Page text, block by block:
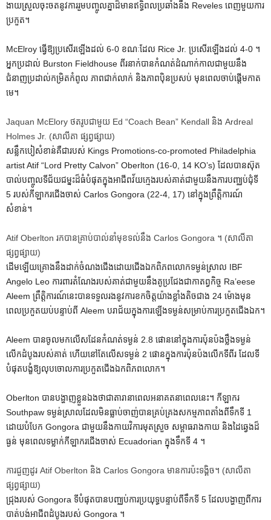
ងាយស្រួលចុះចតនូវការរួមបញ្ចូលគ្នាដ៏មានឥទ្ធិពលប្រឆាំងនឹង Reveles ពេញមួយការ
ប្រកួត។
McElroy ធ្វើឱ្យប្រសើរឡើងដល់ 6-0 ខណៈដែល Rice Jr. ប្រសើរឡើងដល់ 4-0 ។
អ្នកប្រដាល់ Burston Fieldhouse ពីរនាក់បានកំណត់ដំណាក់កាលជាមួយនឹង
ជំនាញប្រដាល់កម្រិតកំពូល ភាពជាក់លាក់ និងភាពប៉ិនប្រសប់ មុនពេលចាប់ផ្តើមកាត
មេ។
Jaquan McElory ថតរូបជាមួយ Ed “Coach Bean” Kendall និង Ardreal
Holmes Jr. (សាលីតា ផ្សព្វផ្សាយ)
សន្លឹកបៀសំខាន់គឺជារបស់ Kings Promotions-co-promoted Philadelphia
artist Atif “Lord Pretty Calvon” Oberlton (16-0, 14 KO’s) ដែលបានស៊ុត
បាល់បញ្ចូលទីជ័យជម្នះដ៏ធំបំផុតក្នុងអាជីពវ័យក្មេងរបស់គាត់ជាមួយនឹងការបញ្ឈប់ជុំទី
5 របស់កីឡាករជើងចាស់ Carlos Gongora (22-4, 17) នៅក្នុងព្រឹត្តិការណ៍
សំខាន់។
Atif Oberlton រកបានគ្រាប់បាល់នាំមុខទល់នឹង Carlos Gongora ។ (សាលីតា
ផ្សព្វផ្សាយ)
ដើមឡើយគ្រោងនឹងដាក់ចំណងជើងដោយជើងឯកពិភពលោកទម្ងន់ស្រាល IBF
Angelo Leo ការពារតំណែងរបស់គាត់ជាមួយនឹងគូប្រជែងជាកាតព្វកិច្ច Ra’eese
Aleem ព្រឹត្តិការណ៍នេះបានទទួលរងនូវការខកចិត្តយ៉ាងខ្លាំងតិចជាង 24 ម៉ោងមុន
ពេលប្រកួតយប់បន្ទាប់ពី Aleem បរាជ័យក្នុងការឡើងទម្ងន់សម្រាប់ការប្រកួតជើងឯក។
Aleem បានចូលមកលើសដែនកំណត់ទម្ងន់ 2.8 ផោននៅក្នុងការប៉ុនប៉ងថ្លឹងទម្ងន់
លើកដំបូងរបស់គាត់ ហើយនៅតែលើសទម្ងន់ 2 ផោនក្នុងការប៉ុនប៉ងលើកទីពីរ ដែលទី
បំផុតបង្ខំឱ្យលុបចោលការប្រកួតជើងឯកពិភពលោក។
Oberlton បានបង្ហាញខ្លួនឯងថាជាតារានាពេលអនាគតនាពេលនេះ។ កីឡាករ
Southpaw ទម្ងន់ស្រាលដែលមិនធ្លាប់ចាញ់បានគ្រប់គ្រងសកម្មភាពតាំងពីទឹកទី 1
ដោយបំបែក Gongora ជាមួយនឹងកាយវិការមុតស្រួច សម្ពាធរាងកាយ និងដៃឆ្វេងដ៏
ធ្ងន់ មុនពេលទម្លាក់កីឡាករជើងចាស់ Ecuadorian ក្នុងទឹកទី 4 ។
ការជួញដូរ Atif Oberlton និង Carlos Gongora មានការប៉ះទង្គិច។ (សាលីតា
ផ្សព្វផ្សាយ)
ជ្រុងរបស់ Gongora ទីបំផុតបានបញ្ឈប់ការប្រយុទ្ធបន្ទាប់ពីទឹកទី 5 ដែលបង្ហាញពីការ
បាត់បង់អាជីពដំបូងរបស់ Gongora ។